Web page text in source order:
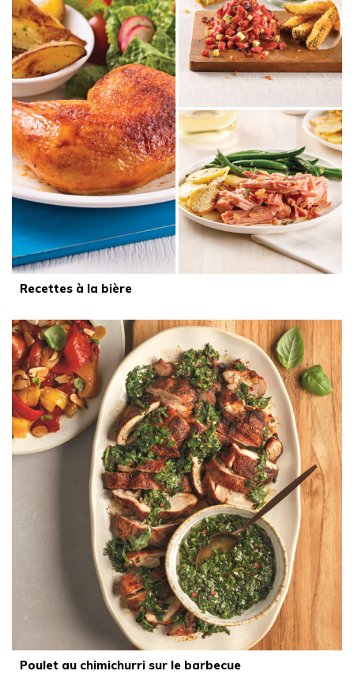
Recettes à la bière
Poulet au chimichurri sur le barbecue